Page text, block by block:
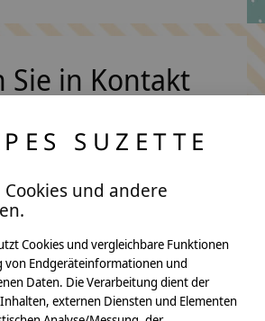
Sie in Kontakt
Sorge, wir übertreiben es nicht
SUZETTE
und andere
Cookies und vergleichbare Funktionen
von Endgeräteinformationen und
Daten. Die Verarbeitung dient der
externen Diensten und Elementen